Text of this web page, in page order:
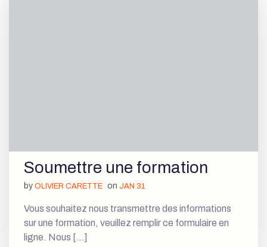
Soumettre une formation
by OLIVIER CARETTE on JAN 31
Vous souhaitez nous transmettre des informations
sur une formation, veuillez remplir ce formulaire en
ligne. Nous […]